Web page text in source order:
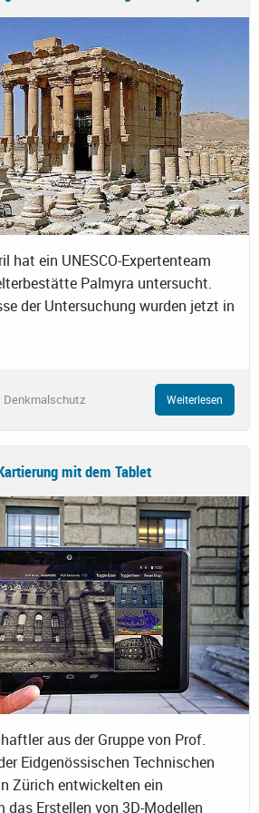
hat ein UNESCO-Expertenteam
Palmyra untersucht.
der Untersuchung wurden jetzt in
Denkmalschutz Weiterlesen
mit dem Tablet
aus der Gruppe von Prof.
Eidgenössischen Technischen
Zürich entwickelten ein
das Erstellen von 3D-Modellen